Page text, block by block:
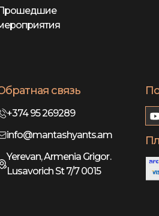
связь
+374 95 269289
info@mantashyants.am
Yerevan, Armenia Grigor.
Lusavorich St 7/7 0015